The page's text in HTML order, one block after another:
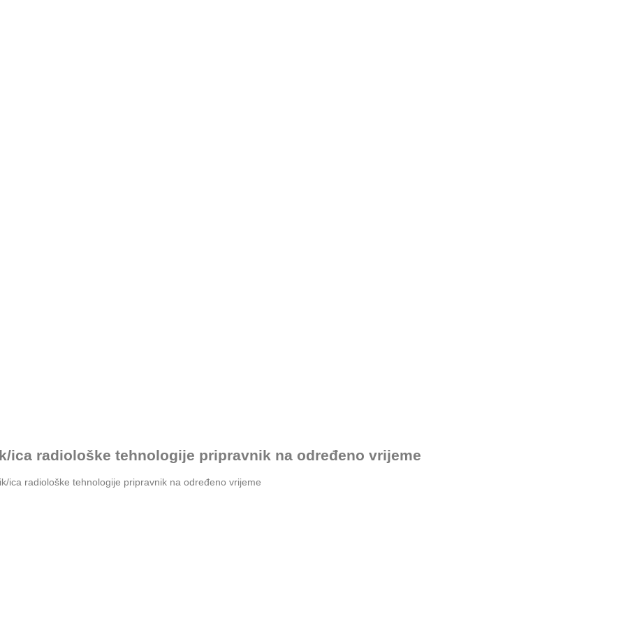
ica radiološke tehnologije pripravnik na određeno vrijeme
ica radiološke tehnologije pripravnik na određeno vrijeme